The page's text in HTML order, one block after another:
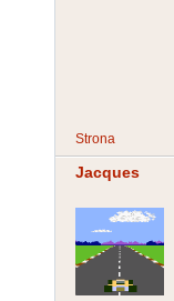
Strona
Jacques